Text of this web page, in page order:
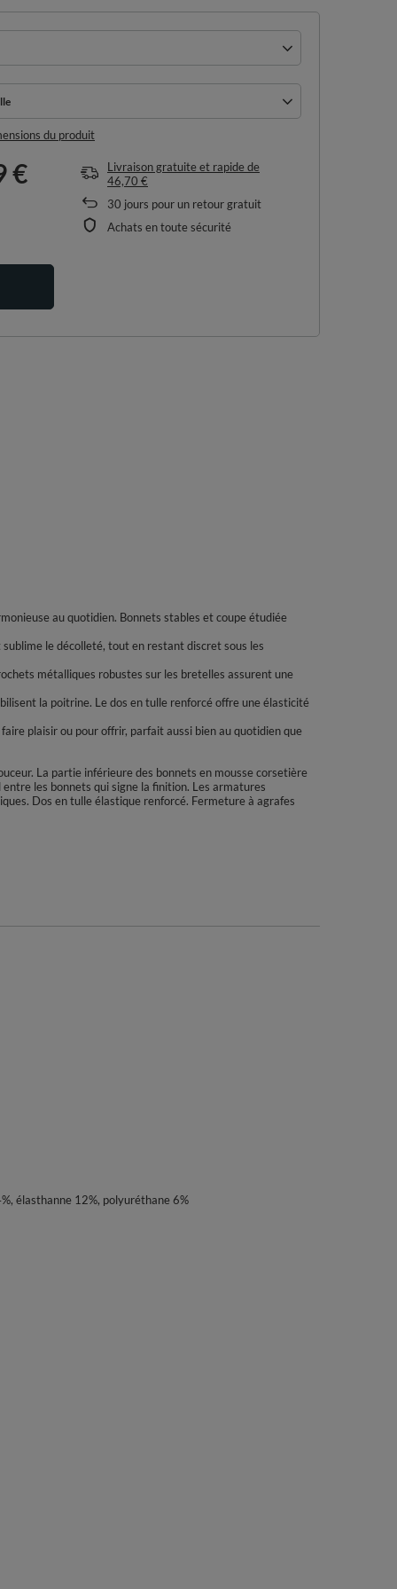
du produit
€ Livraison gratuite et rapidede
46,70 €
30 jours pour un retour gratuit
Achats en toute sécurité
au quotidien. Bonnets stables et coupe étudiée
le décolleté, tout en restant discret sous les
métalliques robustes sur les bretelles assurent une
la poitrine. Le dos en tulle renforcé offre une élasticité
plaisir ou pour offrir, parfait aussi bien au quotidien que
La partie inférieure des bonnets en mousse corsetière
les bonnets qui signe la finition. Les armatures
Dos en tulle élastique renforcé. Fermeture à agrafes
élasthanne 12%, polyuréthane 6%